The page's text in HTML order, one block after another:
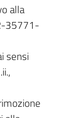
alla
35771-
sensi